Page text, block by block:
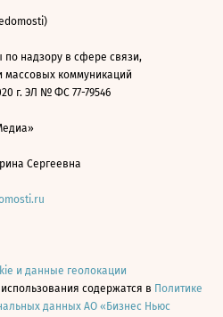
надзору в сфере связи,
массовых коммуникаций
г. ЭЛ № ФС 77-79546
Сергеевна
и данные геолокации
содержатся в Политике
данных АО «Бизнес Ньюс